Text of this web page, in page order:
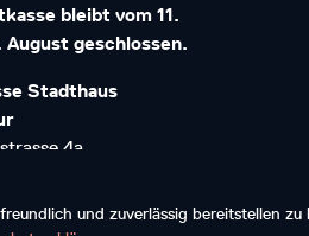
bleibt vom 11.
August geschlossen.
Stadthaus
4a
20 20 und zuverlässig bereitstellen